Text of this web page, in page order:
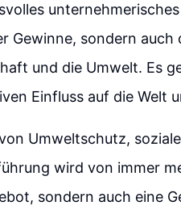
Gewinne, sondern
und die Umwelt. Es
Einfluss auf die Welt
Umweltschutz,
wird von immer
sondern auch eine